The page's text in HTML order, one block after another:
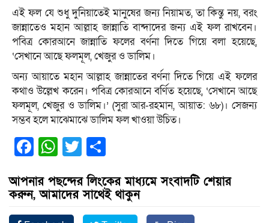
এই ফল যে শুধু দুনিয়াতেই মানুষের জন্য নিয়ামত, তা কিন্তু নয়, বরং
জান্নাতেও মহান আল্লাহ জান্নাতি বান্দাদের জন্য এই ফল রাখবেন।
পবিত্র কোরআনে জান্নাতি ফলের বর্ণনা দিতে গিয়ে বলা হয়েছে,
‘সেখানে আছে ফলমূল, খেজুর ও ডালিম।
অন্য আয়াতে মহান আল্লাহ জান্নাতের বর্ণনা দিতে গিয়ে এই ফলের
কথাও উল্লেখ করেন। পবিত্র কোরআনে বর্ণিত হয়েছে, ‘সেখানে আছে
ফলমূল, খেজুর ও ডালিম।’ (সুরা আর-রহমান, আয়াত: ৬৮)। সেজন্য
সম্ভব হলে মাঝেমাঝে ডালিম ফল খাওয়া উচিত।
Facebook
WhatsApp
Twitter
আপনার পছন্দের লিংকের মাধ্যমে সংবাদটি শেয়ার
করুন, আমাদের সাথেই থাকুন